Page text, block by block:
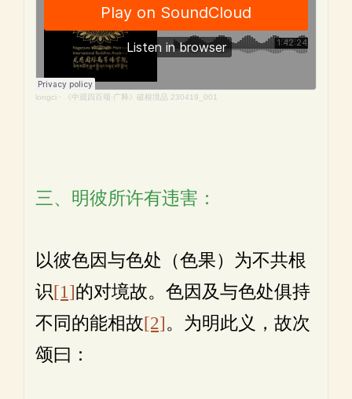
longci · 《中观四百颂·广释》破根境品 230419_001
三、明彼所许有违害：
以彼色因与色处（色果）为不共根
识[1]的对境故。色因及与色处俱持
不同的能相故[2]。为明此义，故次
颂曰：